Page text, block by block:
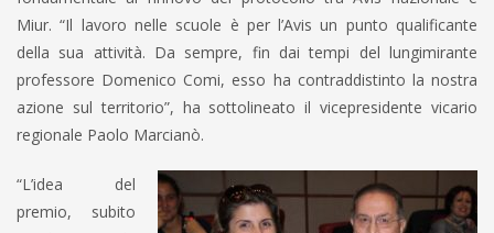
Miur. “Il lavoro nelle scuole è per l’Avis un punto qualificante
della sua attività. Da sempre, fin dai tempi del lungimirante
professore Domenico Comi, esso ha contraddistinto la nostra
azione sul territorio”, ha sottolineato il vicepresidente vicario
regionale Paolo Marcianò.
“L’idea del
premio, subito